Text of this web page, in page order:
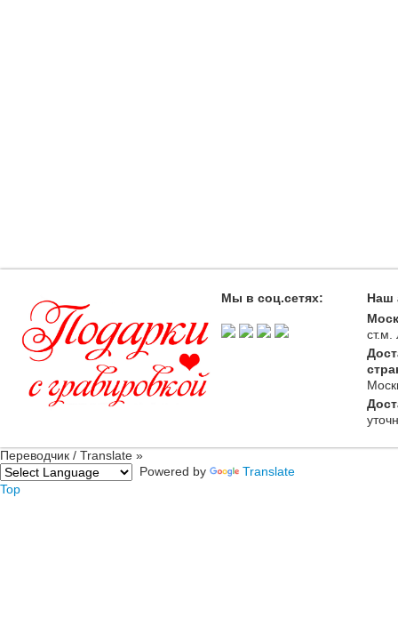
Мы в соц.сетях:
Наш
ст.м.
Переводчик / Translate »
Powered by
Translate
Top